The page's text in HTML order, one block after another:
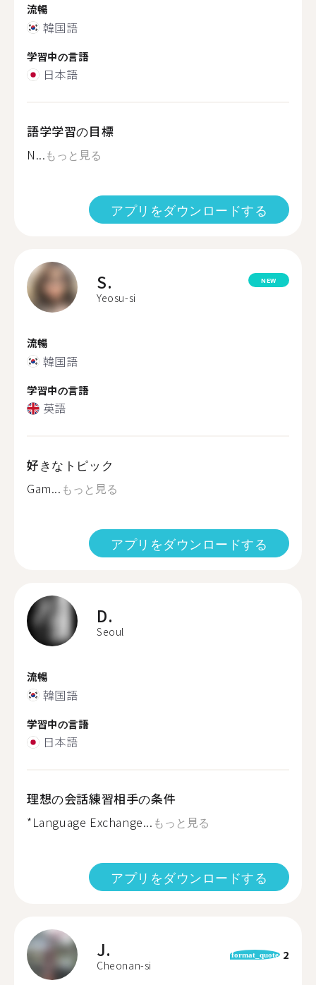
流暢
韓国語
学習中の言語
日本語
語学学習の目標
N...もっと見る
アプリをダウンロードする
S.
Yeosu-si
NEW
流暢
韓国語
学習中の言語
英語
好きなトピック
Gam... もっと見る
アプリをダウンロードする
D.
Seoul
流暢
韓国語
学習中の言語
日本語
理想の会話練習相手の条件
*Language Exchange... もっと見る
アプリをダウンロードする
J.
Cheonan-si
format_quote 2